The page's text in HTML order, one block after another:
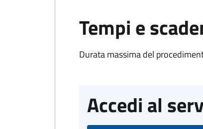
Tempi e
Durata massima del
Accedi al